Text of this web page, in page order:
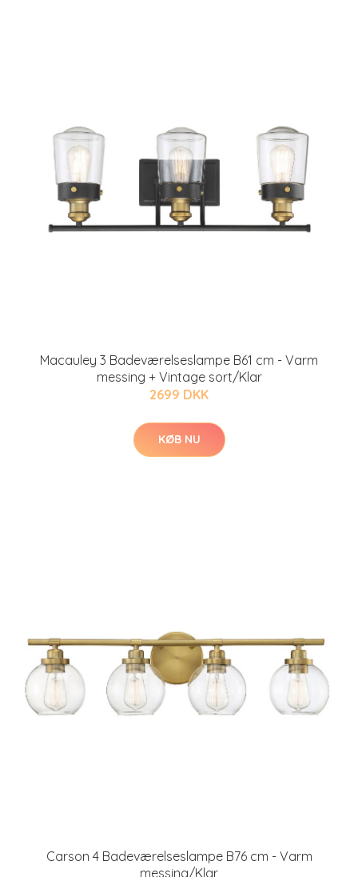
Macauley 3 Badeværelseslampe B61 cm - Varm
messing + Vintage sort/Klar
2699 DKK
KØB NU
Carson 4 Badeværelseslampe B76 cm - Varm
messing/Klar